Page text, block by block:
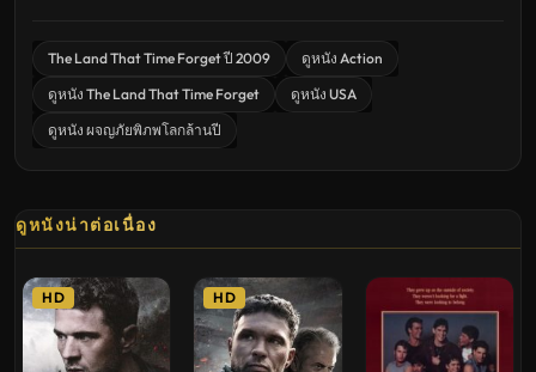
The Land That Time Forget ปี 2009
ดูหนัง Action
ดูหนัง The Land That Time Forget
ดูหนัง USA
ดูหนัง ผจญภัยพิภพโลกล้านปี
ดูหนังน่าต่อเนื่อง
HD HD